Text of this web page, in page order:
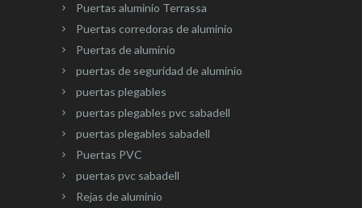
Puertas aluminio Terrassa
Puertas corredoras de aluminio
Puertas de aluminio
puertas de seguridad de aluminio
puertas plegables
puertas plegables pvc sabadell
puertas plegables sabadell
Puertas PVC
puertas pvc sabadell
Rejas de aluminio